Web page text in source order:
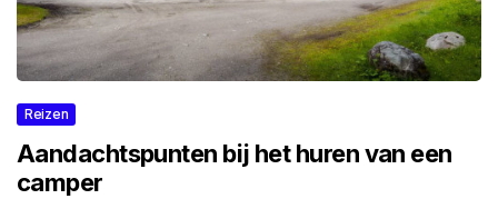
Reizen
Aandachtspunten bij het huren van een
camper